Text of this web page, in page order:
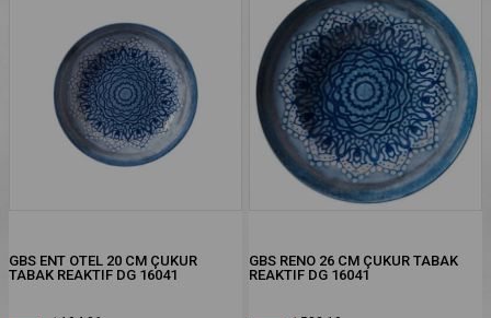
GBS ENT OTEL 20 CM ÇUKUR
TABAK REAKTIF DG 16041
GBS RENO 26 CM ÇUKUR TABAK
REAKTIF DG 16041